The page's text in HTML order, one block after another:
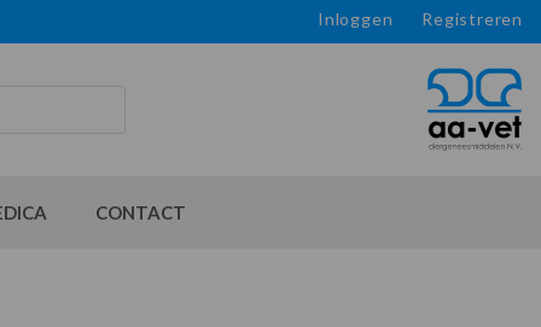
Inloggen Registreren
CONTACT